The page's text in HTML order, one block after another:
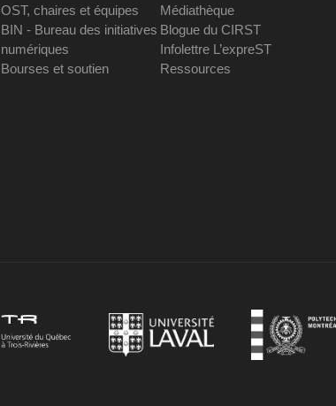
OST, chaires et équipes
BIN - Bureau des initiatives
numériques
Bourses et soutien
Médiathèque
Blogue du CIRST
Infolettre L’expreST
Ressources